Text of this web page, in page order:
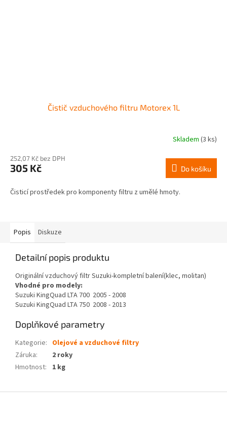
Čistič vzduchového filtru Motorex 1L
Skladem (3 ks)
252,07 Kč bez DPH
305 Kč Do košíku
Čisticí prostředek pro komponenty filtru z umělé hmoty.
Popis Diskuze
Detailní popis produktu
Originální vzduchový filtr Suzuki-kompletní balení(klec, molitan)
Vhodné pro modely:
Suzuki KingQuad LTA 700 2005 - 2008
Suzuki KingQuad LTA 750 2008 - 2013
Doplňkové parametry
Kategorie: Olejové a vzduchové filtry
Záruka:
2 roky
Hmotnost: 1 kg